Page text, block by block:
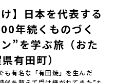
ン説明会（アーカイブ配信）
の録画をご覧いただけます。こ
く不安」が「絶対に行ってみ
ックスして視聴してみてくだ
こちら（アーカイブを視聴す
Yt8nd04aNgA?
内容】・おためし地域留学の
国20以上の対象地域について・
】日本を代表する
年続くものづく
”を学ぶ旅（おた
有田町）
も有名な「有田焼」を生んだ